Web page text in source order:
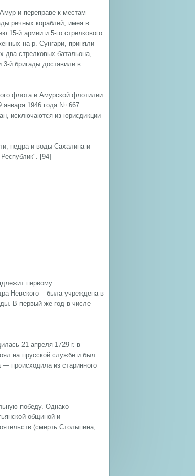
и переправе к местам
речных кораблей, имея в
15-й армии и 5-го стрелкового
на р. Сунгари, приняли
два стрелковых батальона,
3-й бригады доставили в
флота и Амурской флотилии
января 1946 года № 667
исключаются из юрисдикции
недра и воды Сахалина и
[94]
первому
Невского – была учреждена в
В первый же год в числе
21 апреля 1729 г. в
на прусской службе и был
происходила из старинного
победу. Однако
общиной и
(смерть Столыпина,